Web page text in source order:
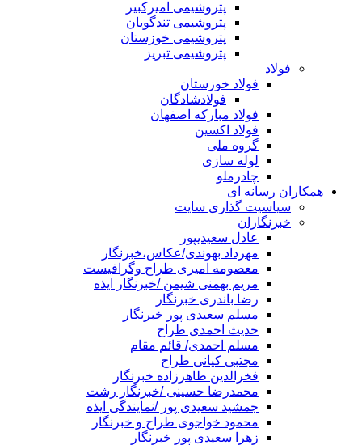
پتروشیمی امیرکبیر
پتروشیمی تندگویان
پتروشیمی خوزستان
پتروشیمی تبریز
فولاد
فولاد خوزستان
فولادشادگان
فولاد مبارکه اصفهان
فولاد اکسین
گروه ملی
لوله سازی
چادرملو
همکاران رسانه ای
سیاسیت گذاری سایت
خبرنگاران
عادل سعیدیپور
مهرداد بهوندی/عکاس،خبرنگار
معصومه امیری طراح وگرافیست
مریم بهمنی شیمن /خبرنگار ایذه
رضا باندری خبرنگار
مسلم سعیدی پور خبرنگار
حدیث احمدی طراح
مسلم احمدی/ قائم مقام
مجتبی کیانی طراح
فخرالدین طاهرزاده خبرنگار
محمدرضا حسینی /خبرنگار رشت
جمشید سعیدی پور /نمایندگی ایذه
محمود خواجوی طراح و خبرنگار
زهرا سعیدی پور خبرنگار